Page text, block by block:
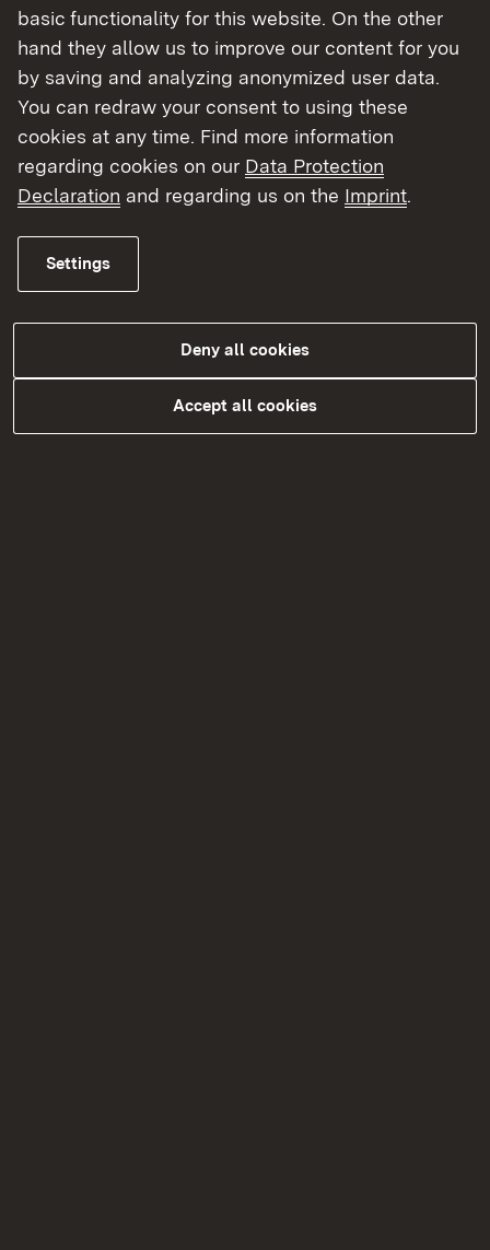
gartenbaulicher und hauswirtschaftlicher Berufe
nach § 8 des Gesetzes über die Feststellung der
Gleichwertigkeit von Berufsqualifikationen
(BQFG).
Weitere Informationen erhalten Sie unter
folgendem Link:
Externer Link:
Gleichwertigkeitsprüfung ausländischer
Landwirtschaftskammer Niedersachsen
Topic overview
basic functionality for this website. On the other
hand they allow us to improve our content for you
by saving and analyzing anonymized user data.
You can redraw your consent to using these
cookies at any time. Find more information
regarding cookies on our Data Protection
Declaration and regarding us on the Imprint.
Settings
Deny all cookies
Accept all cookies